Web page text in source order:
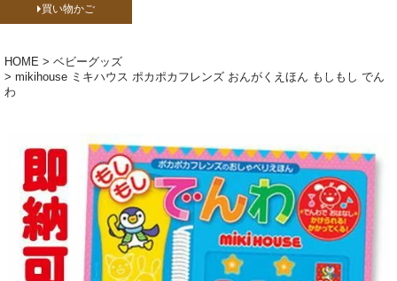
買い物かご
HOME
ベビーグッズ
mikihouse ミキハウス ポカポカフレンズ おんがくえほん もしもし でん
わ